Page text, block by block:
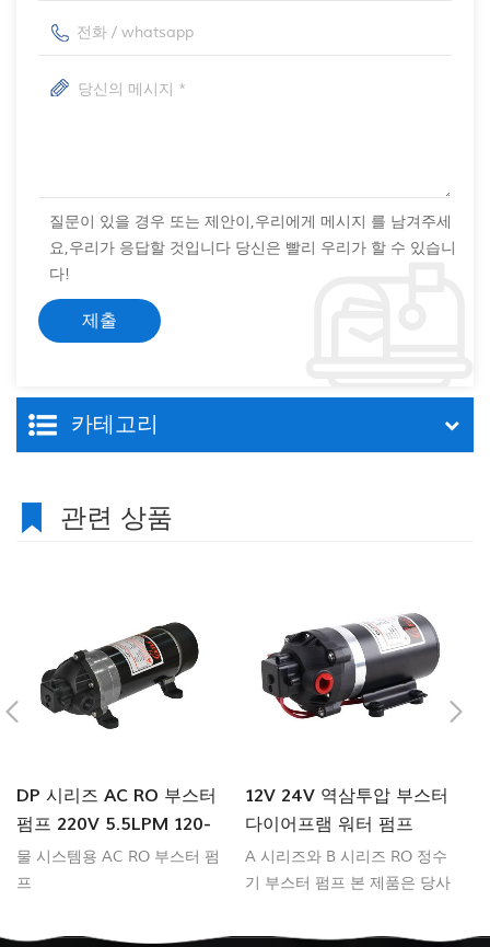
질문이 있을 경우 또는 제안이,우리에게 메시지 를 남겨주세
요,우리가 응답할 것입니다 당신은 빨리 우리가 할 수 있습니
다!
카테고리
관련 상품
DP 시리즈 AC RO 부스터
펌프 220V 5.5LPM 120-
170PSI
물 시스템용 AC RO 부스터 펌
프
12V 24V 역삼투압 부스터
다이어프램 워터 펌프
A 시리즈와 B 시리즈 RO 정수
기 부스터 펌프 본 제품은 당사
형 펌프입니다. 적당한 유량과